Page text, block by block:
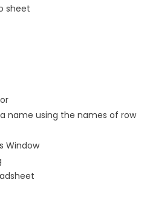
sheet
name using the names of row
Window